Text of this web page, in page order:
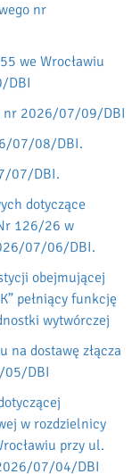
nr
we Wrocławiu
DBI
nr 2026/07/09/DBI
07/08/DBI.
07/DBI.
dotyczące
126/26 w
07/06/DBI.
obejmującej
pełniący funkcję
wytwórczej
na dostawę złącza
05/DBI
w rozdzielnicy
przy ul.
07/04/DBI